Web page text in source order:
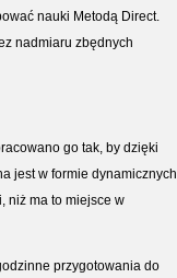
nauki Metodą Direct.
nadmiaru zbędnych
go tak, by dzięki
jest w formie dynamicznych
niż ma to miejsce w
przygotowania do